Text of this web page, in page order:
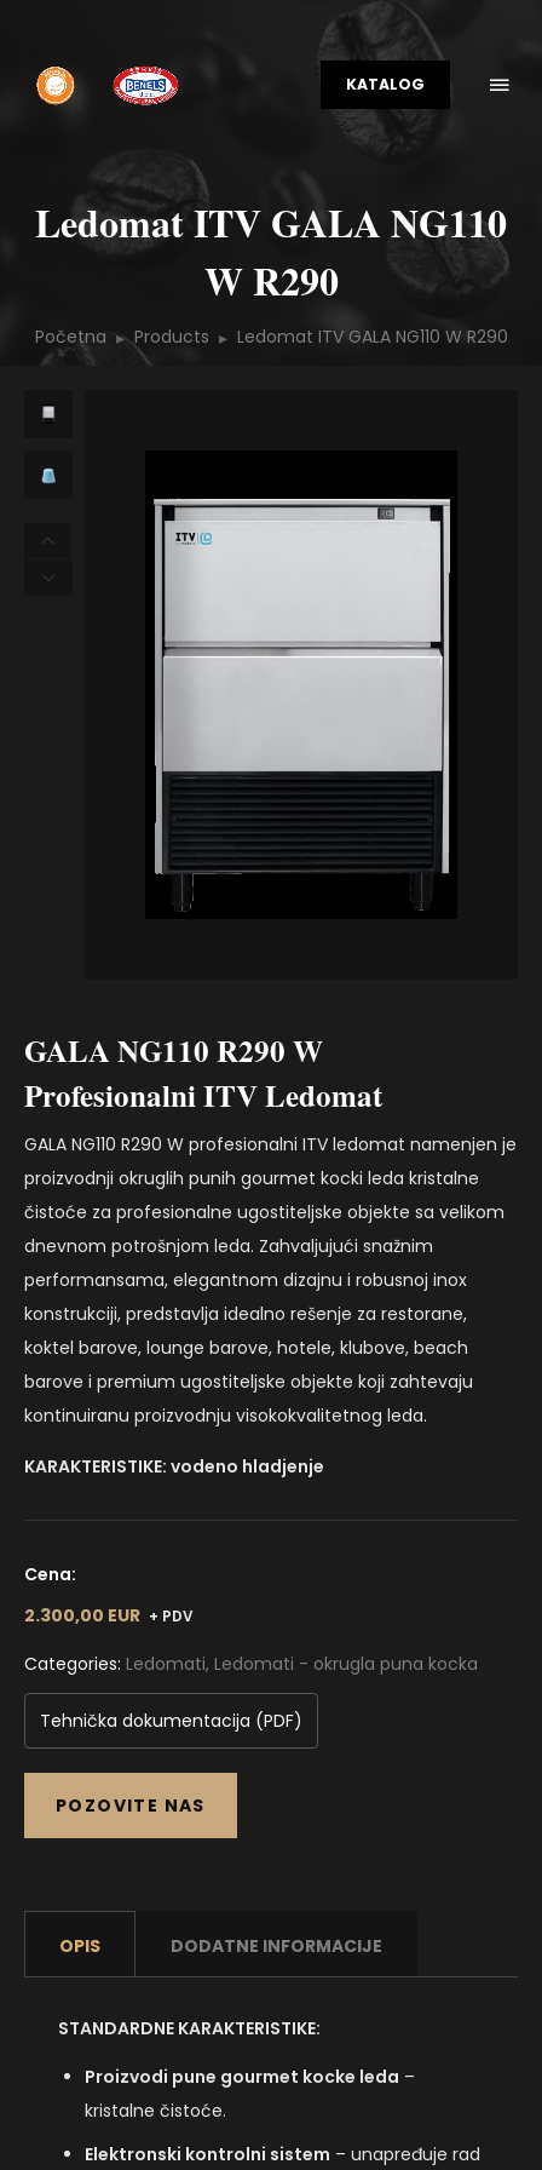
KATALOG
Ledomat ITV GALA NG110
W R290
Početna Products Ledomat ITV GALA NG110 W R290
GALA NG110 R290 W
Profesionalni ITV Ledomat
GALA NG110 R290 W profesionalni ITV ledomat namenjen je
proizvodnji okruglih punih gourmet kocki leda kristalne
čistoće za profesionalne ugostiteljske objekte sa velikom
dnevnom potrošnjom leda. Zahvaljujući snažnim
performansama, elegantnom dizajnu i robusnoj inox
konstrukciji, predstavlja idealno rešenje za restorane,
koktel barove, lounge barove, hotele, klubove, beach
barove i premium ugostiteljske objekte koji zahtevaju
kontinuiranu proizvodnju visokokvalitetnog leda.
KARAKTERISTIKE: vodeno hladjenje
Cena:
2.300,00 EUR + PDV
Categories: Ledomati, Ledomati - okrugla puna kocka
Tehnička dokumentacija (PDF)
POZOVITE NAS
OPIS DODATNE INFORMACIJE
STANDARDNE KARAKTERISTIKE:
Proizvodi pune gourmet kocke leda –
kristalne čistoće.
Elektronski kontrolni sistem – unapređuje rad